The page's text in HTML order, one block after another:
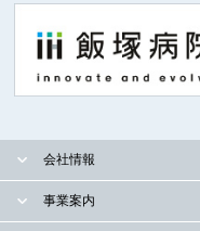
会社情報
事業案内